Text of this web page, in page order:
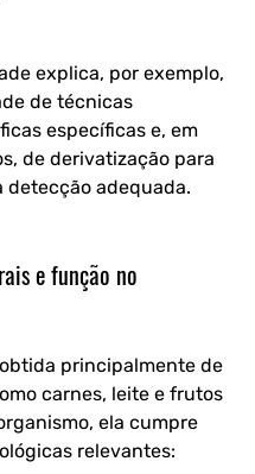
explica, por exemplo,
de técnicas
específicas e, em
de derivatização para
detecção adequada.
e função no
principalmente de
carnes, leite e frutos
ela cumpre
relevantes: